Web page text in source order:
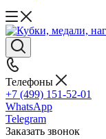
Телефоны
+7 (499) 151-52-01
WhatsApp
Telegram
Заказать звонок